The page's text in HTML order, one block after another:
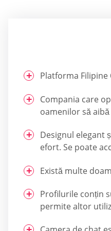
Platforma
Compania care
oamenilor să
Designul elegant
efort. Se poate
Există multe
Profilurile conțin
permite altor